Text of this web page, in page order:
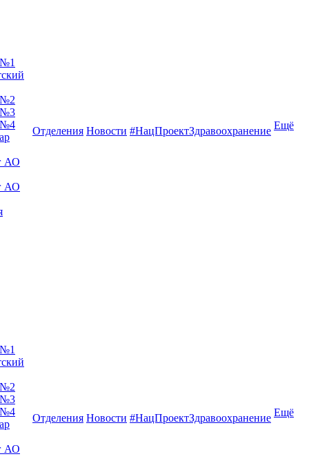
№2
№3
№4
АО
АО
Отделения Новости #НацПроектЗдравоохранение Ещё
№2
№3
№4
АО
Отделения Новости #НацПроектЗдравоохранение Ещё